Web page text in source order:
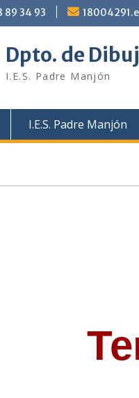
89 34 93
Dpto. de
I.E.S. Padre Manjón
I.E.S. Padre Manjón